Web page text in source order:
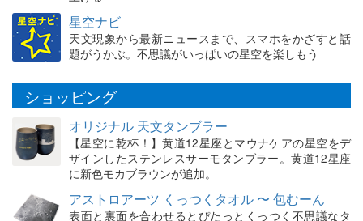
星空ナビ
天文現象から最新ニュースまで、スマホをかざすと話
題がうかぶ。不思議がいっぱいの星空を楽しもう
ショッピング
オリジナル 天文タンブラー
【星空に乾杯！】黄道12星座とマウナケアの星空をデ
ザインしたステンレスサーモタンブラー。黄道12星座
に新色モカブラウンが追加。
アストロアーツ くっつくタオル 〜 包むーん
表面と裏面を合わせるとぴたっとくっつく不思議なタ